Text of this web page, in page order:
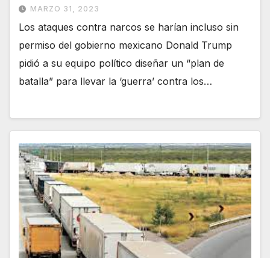
MARZO 31, 2023
Los ataques contra narcos se harían incluso sin
permiso del gobierno mexicano Donald Trump
pidió a su equipo político diseñar un “plan de
batalla” para llevar la ‘guerra’ contra los…